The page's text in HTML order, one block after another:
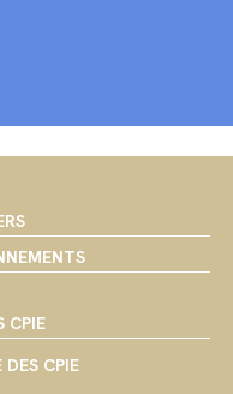
CPIE
CPIE